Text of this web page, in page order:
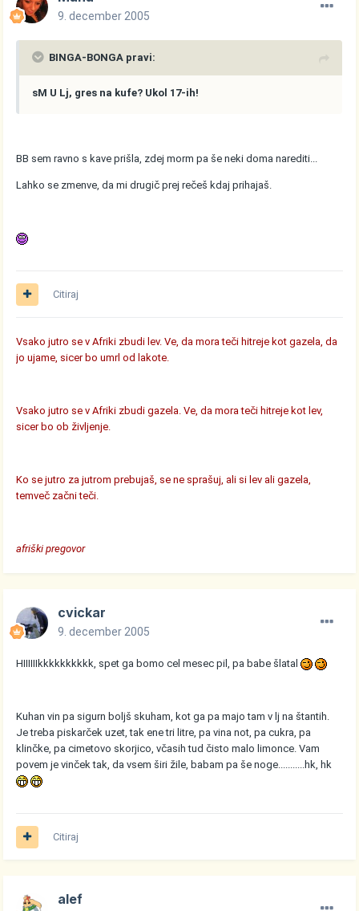
9. december 2005
BINGA-BONGA pravi:
sM U Lj, gres na kufe? Ukol 17-ih!
BB sem ravno s kave prišla, zdej morm pa še neki doma narediti...
Lahko se zmenve, da mi drugič prej rečeš kdaj prihajaš.
Citiraj
Vsako jutro se v Afriki zbudi lev. Ve, da mora teči hitreje kot gazela, da
jo ujame, sicer bo umrl od lakote.
Vsako jutro se v Afriki zbudi gazela. Ve, da mora teči hitreje kot lev,
sicer bo ob življenje.
Ko se jutro za jutrom prebujaš, se ne sprašuj, ali si lev ali gazela,
temveč začni teči.
afriški pregovor
cvickar
9. december 2005
HIIIIIIkkkkkkkkkk, spet ga bomo cel mesec pil, pa babe šlatal
Kuhan vin pa sigurn boljš skuham, kot ga pa majo tam v lj na štantih.
Je treba piskarček uzet, tak ene tri litre, pa vina not, pa cukra, pa
klinčke, pa cimetovo skorjico, včasih tud čisto malo limonce. Vam
povem je vinček tak, da vsem širi žile, babam pa še noge...........hk, hk
Citiraj
alef